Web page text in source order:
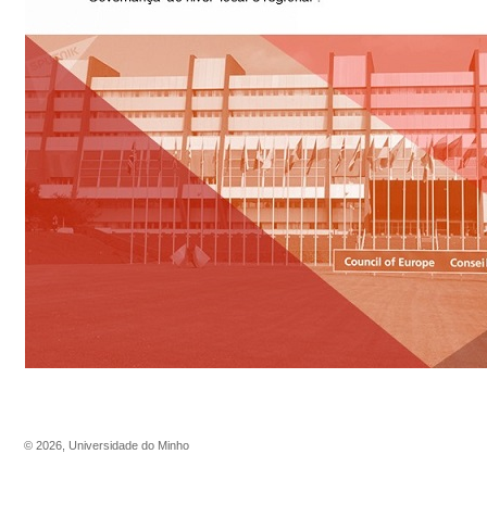
© 2026 Universidade do Minho